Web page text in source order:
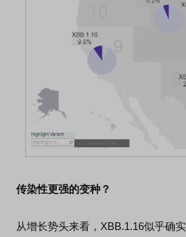
传染性更强的变种？
从增长势头来看，XBB.1.16似乎确实